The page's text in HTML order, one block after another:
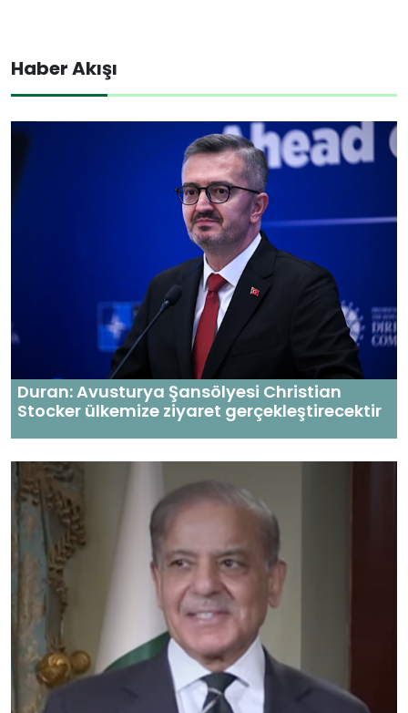
Haber Akışı
Duran: Avusturya Şansölyesi Christian
Stocker ülkemize ziyaret gerçekleştirecektir